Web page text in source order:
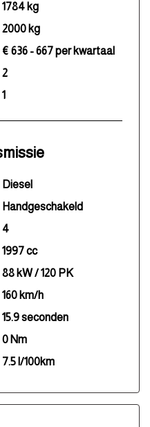
1784 kg
2000 kg
€ 636 - 667 per kwartaal
2
1
Diesel
Handgeschakeld
4
1997 cc
88 kW / 120 PK
160 km/h
15.9 seconden
0 Nm
7.5 l/100km